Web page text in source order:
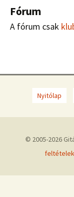
Fórum
A fórum csak
Nyitólap
© 2005-2026
feltételek